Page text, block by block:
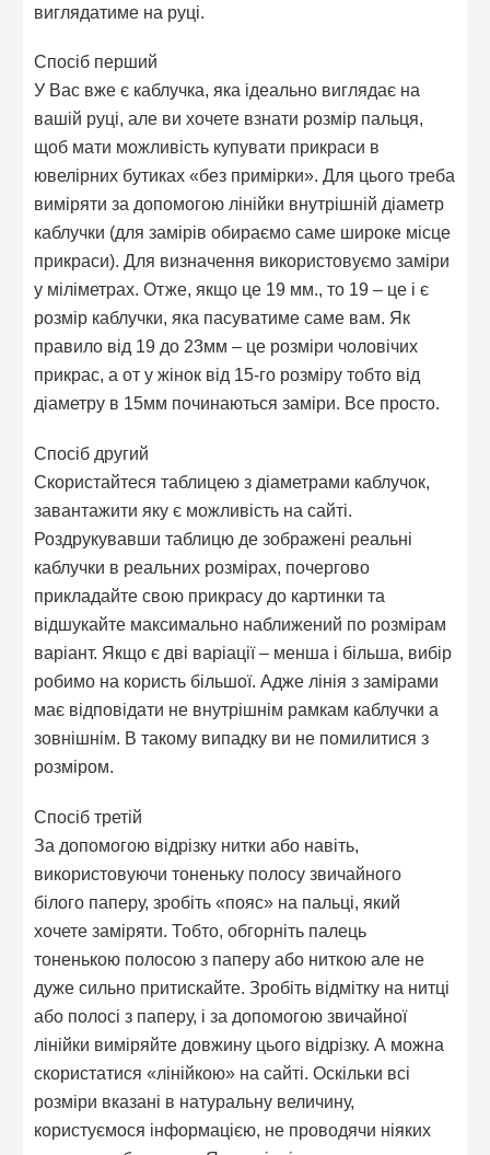
виглядатиме на руці.
Спосіб перший
У Вас вже є каблучка, яка ідеально виглядає на
вашій руці, але ви хочете взнати розмір пальця,
щоб мати можливість купувати прикраси в
ювелірних бутиках «без примірки». Для цього треба
виміряти за допомогою лінійки внутрішній діаметр
каблучки (для замірів обираємо саме широке місце
прикраси). Для визначення використовуємо заміри
у міліметрах. Отже, якщо це 19 мм., то 19 – це і є
розмір каблучки, яка пасуватиме саме вам. Як
правило від 19 до 23мм – це розміри чоловічих
прикрас, а от у жінок від 15-го розміру тобто від
діаметру в 15мм починаються заміри. Все просто.
Спосіб другий
Скористайтеся таблицею з діаметрами каблучок,
завантажити яку є можливість на сайті.
Роздрукувавши таблицю де зображені реальні
каблучки в реальних розмірах, почергово
прикладайте свою прикрасу до картинки та
відшукайте максимально наближений по розмірам
варіант. Якщо є дві варіації – менша і більша, вибір
робимо на користь більшої. Адже лінія з замірами
має відповідати не внутрішнім рамкам каблучки а
зовнішнім. В такому випадку ви не помилитися з
розміром.
Спосіб третій
За допомогою відрізку нитки або навіть,
використовуючи тоненьку полосу звичайного
білого паперу, зробіть «пояс» на пальці, який
хочете заміряти. Тобто, обгорніть палець
тоненькою полосою з паперу або ниткою але не
дуже сильно притискайте. Зробіть відмітку на нитці
або полосі з паперу, і за допомогою звичайної
лінійки виміряйте довжину цього відрізку. А можна
скористатися «лінійкою» на сайті. Оскільки всі
розміри вказані в натуральну величину,
користуємося інформацією, не проводячи ніяких